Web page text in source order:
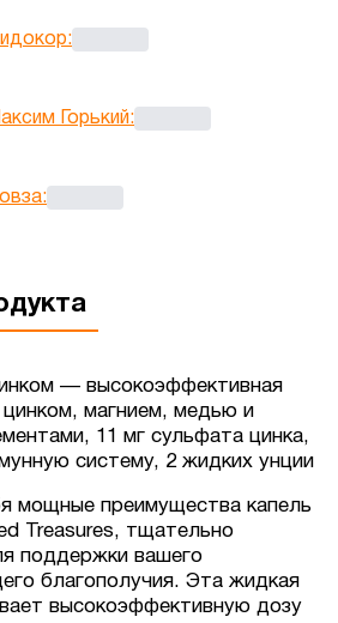
:
Горький:
:
— высокоэффективная
магнием, медью и
11 мг сульфата цинка,
систему, 2 жидких унции
мощные преимущества капель
Treasures, тщательно
поддержки вашего
благополучия. Эта жидкая
высокоэффективную дозу